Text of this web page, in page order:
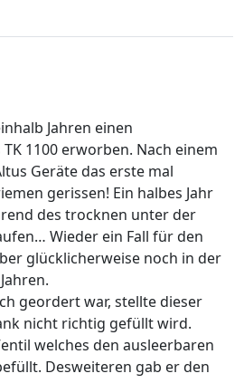
Jahren einen
1100 erworben. Nach einem
Geräte das erste mal
gerissen! Ein halbes Jahr
des trocknen unter der
Wieder ein Fall für den
glücklicherweise noch in der
geordert war, stellte dieser
nicht richtig gefüllt wird.
welches den ausleerbaren
Desweiteren gab er den